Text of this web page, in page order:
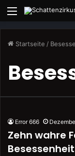
Menü
Startseite /
Error 666
Zehn wahre
Besessenheit